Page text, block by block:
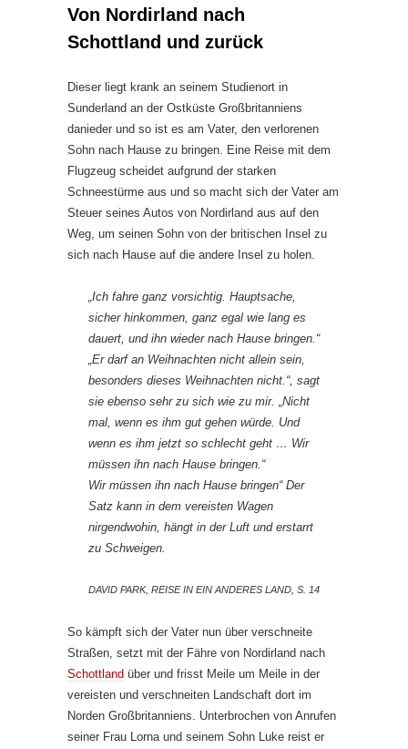
Von Nordirland nach
Schottland und zurück
Dieser liegt krank an seinem Studienort in
Sunderland an der Ostküste Großbritanniens
danieder und so ist es am Vater, den verlorenen
Sohn nach Hause zu bringen. Eine Reise mit dem
Flugzeug scheidet aufgrund der starken
Schneestürme aus und so macht sich der Vater am
Steuer seines Autos von Nordirland aus auf den
Weg, um seinen Sohn von der britischen Insel zu
sich nach Hause auf die andere Insel zu holen.
„Ich fahre ganz vorsichtig. Hauptsache,
sicher hinkommen, ganz egal wie lang es
dauert, und ihn wieder nach Hause bringen.“
„Er darf an Weihnachten nicht allein sein,
besonders dieses Weihnachten nicht.“, sagt
sie ebenso sehr zu sich wie zu mir. „Nicht
mal, wenn es ihm gut gehen würde. Und
wenn es ihm jetzt so schlecht geht … Wir
müssen ihn nach Hause bringen.“
Wir müssen ihn nach Hause bringen“ Der
Satz kann in dem vereisten Wagen
nirgendwohin, hängt in der Luft und erstarrt
zu Schweigen.
DAVID PARK, REISE IN EIN ANDERES LAND, S. 14
So kämpft sich der Vater nun über verschneite
Straßen, setzt mit der Fähre von Nordirland nach
Schottland über und frisst Meile um Meile in der
vereisten und verschneiten Landschaft dort im
Norden Großbritanniens. Unterbrochen von Anrufen
seiner Frau Lorna und seinem Sohn Luke reist er